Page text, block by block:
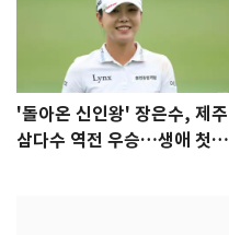
'돌아온 신인왕' 장은수, 제주
삼다수 역전 우승…생애 첫승